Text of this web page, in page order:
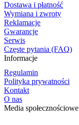
Dostawa i płatność
Wymiana i zwroty
Reklamacje
Gwarancje
Serwis
Częste pytania (FAQ)
Informacje
Regulamin
Polityka prywatności
Kontakt
O nas
Media społecznościowe